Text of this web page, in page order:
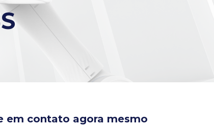
em contato agora mesmo